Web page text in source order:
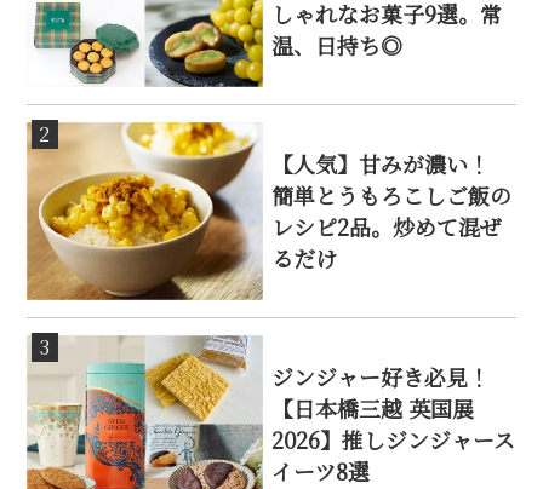
しゃれなお菓子9選。常
温、日持ち◎
2
【人気】甘みが濃い！
簡単とうもろこしご飯の
レシピ2品。炒めて混ぜ
るだけ
3
ジンジャー好き必見！
【日本橋三越 英国展
2026】推しジンジャース
イーツ8選